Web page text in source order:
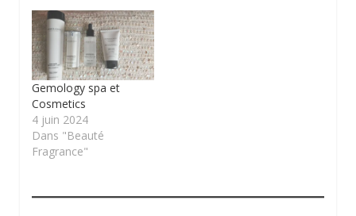
Gemology spa et
Cosmetics
4 juin 2024
Dans "Beauté
Fragrance"